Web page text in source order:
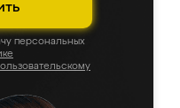
персональных